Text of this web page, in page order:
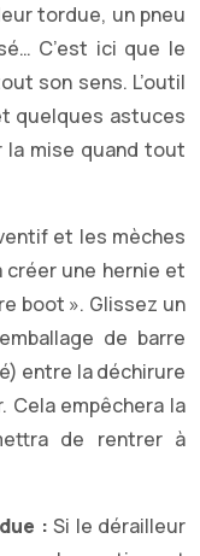
tordue, un pneu
C’est ici que le
son sens. L’outil
quelques astuces
la mise quand tout
et les mèches
créer une hernie et
boot ». Glissez un
de barre
entre la déchirure
Cela empêchera la
de rentrer à
: Si le dérailleur